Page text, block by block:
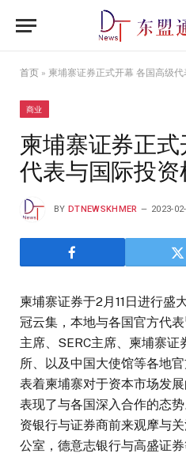
首页 » 柬埔寨证券正式开幕 各国高级
商业
柬埔寨证券正
代表与国际投
BY DTNEWSKHMER 2023-
柬埔寨证券于2月11日进行盛
冠云集，本地与各国官方代
主席、SERC主席、柬埔寨
所、以及中国大使馆等各地
表着柬埔寨对于资本市场发
表现了与各国深入合作的态
资银行与证券商前来观摩与
公室，德意志银行与高盛证